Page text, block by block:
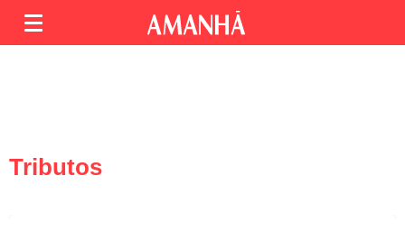
Tributos